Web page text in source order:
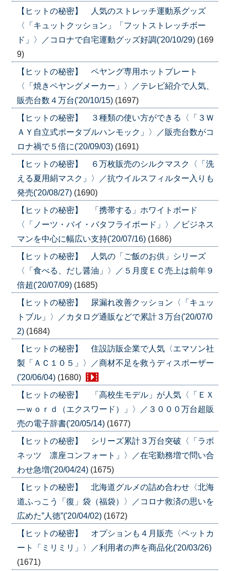
【ヒットの秘密】 人気のストレッチ運動系グッズ
〈「キュットクッション」「フットストレッチボー
ド」〉／コロナで自宅運動グッズ好調('20/10/29) (169
9)
【ヒットの秘密】 ペヤング専用ホットプレート
〈「焼きペヤングメーカー」〉／テレビ紹介で人気、
販売台数４万台('20/10/15) (1697)
【ヒットの秘密】 ３種類の使い方ができる〈「３Ｗ
ＡＹ自立式ポータブルハンモック」〉／販売台数がコ
ロナ禍で５倍に('20/09/03) (1691)
【ヒットの秘密】 ６万枚販売のシルクマスク〈「洗
える夏用絹マスク」〉／抗ウイルスフィルター入りも
発売('20/08/27) (1690)
【ヒットの秘密】 「携帯する」ホワイトボード
〈「ノーツ・バイ・バタフライボード」〉／ビジネス
マンを中心に幅広い支持('20/07/16) (1686)
【ヒットの秘密】 人気の「ご飯のお供」シリーズ
〈「食べる、だし醤油」〉／５月度ＥＣ売上は前年９
倍超('20/07/09) (1685)
【ヒットの秘密】 尿漏れ改善クッション〈「キュッ
トブル」〉／カタログ通販などで累計３万台('20/07/0
2) (1684)
【ヒットの秘密】 住設訪販企業で人気〈エマソン社
製「ＡＣ１０５」〉／商材不足を救うディスポーザー
('20/06/04) (1680)
【ヒットの秘密】 「高校生モデル」が人気〈「ＥＸ
―ｗｏｒｄ（エクスワード）」〉／３０００万台超販
売の電子辞書('20/05/14) (1677)
【ヒットの秘密】 シリーズ累計３万台突破〈「ラボ
ネッツ 凛座コンフォート」〉／在宅勤務増で問い合
わせ急増('20/04/24) (1675)
【ヒットの秘密】 北海道グルメの詰め合わせ〈北海
道ふっこう「復」袋（福袋）〉／コロナ救済の思いを
広めた”人徳”('20/04/02) (1672)
【ヒットの秘密】 オプションも４月販売〈ペットカ
ート「ミリミリ」〉／利用者の声を商品化('20/03/26)
(1671)